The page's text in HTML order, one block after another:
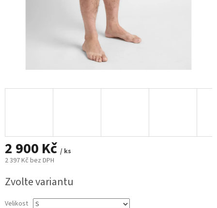
2 900 Kč / ks
2 397 Kč bez DPH
cena:
Zvolte variantu
Velikost